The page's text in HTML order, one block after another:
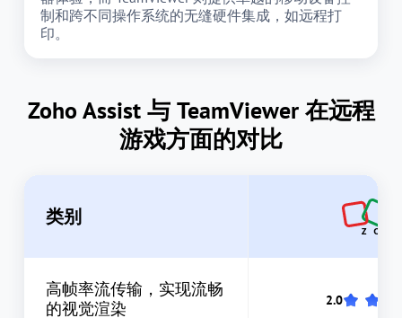
制和跨不同操作系统的无缝硬件集成，如远程打
印。
Zoho Assist 与 TeamViewer 在远程
游戏方面的对比
类别
高帧率流传输，实现流畅
的视觉渲染